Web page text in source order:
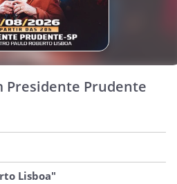
Presidente Prudente
Lisboa"